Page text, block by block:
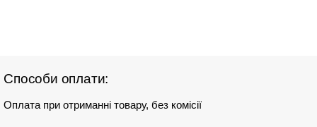
Способи оплати:
Оплата при отриманні товару, без комісії